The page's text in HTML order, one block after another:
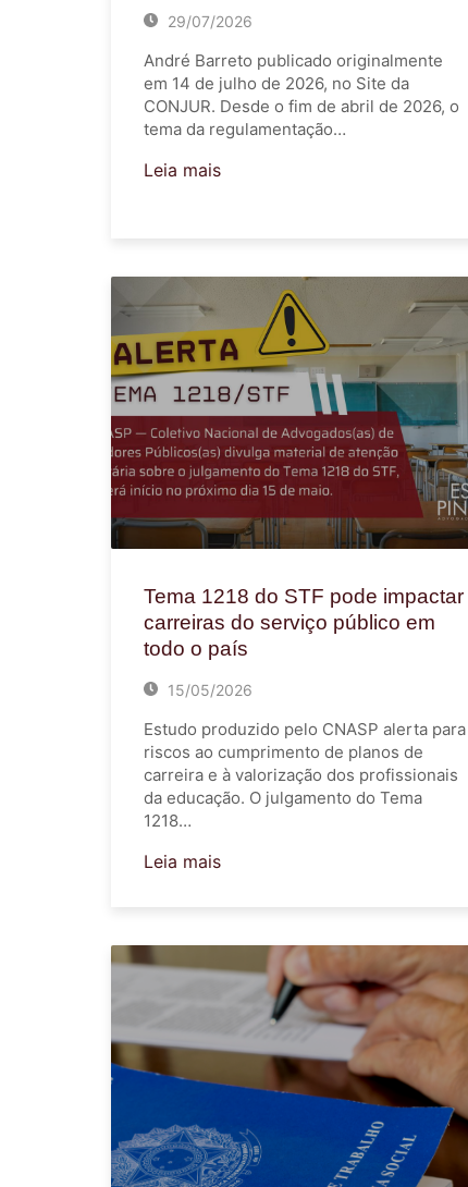
29/07/2026
André Barreto publicado originalmente
em 14 de julho de 2026, no Site da
CONJUR. Desde o fim de abril de 2026, o
tema da regulamentação…
Leia mais
Tema 1218 do STF pode impactar
carreiras do serviço público em
todo o país
15/05/2026
Estudo produzido pelo CNASP alerta para
riscos ao cumprimento de planos de
carreira e à valorização dos profissionais
da educação. O julgamento do Tema
1218…
Leia mais